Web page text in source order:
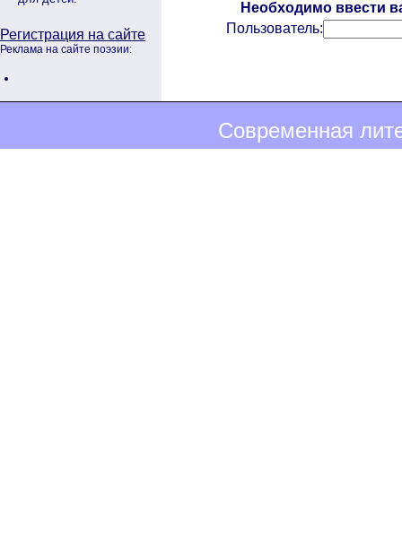
Регистрация на сайте
Реклама на сайте поэзии:
Необходимо ввести
Пользователь:
Современная